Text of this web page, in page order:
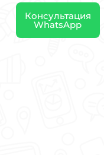
Консультация
WhatsApp